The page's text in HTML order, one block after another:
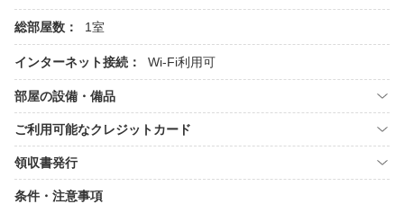
総部屋数： 1室
インターネット接続： Wi-Fi利用可
部屋の設備・備品
ご利用可能なクレジットカード
領収書発行
条件・注意事項